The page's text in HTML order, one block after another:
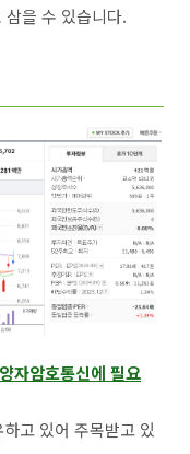
을 수 있습니다.
자암호통신에 필요
고 있어 주목받고 있